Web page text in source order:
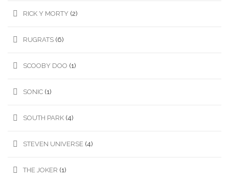
RICK Y MORTY (2)
RUGRATS (6)
SCOOBY DOO (1)
SONIC (1)
SOUTH PARK (4)
STEVEN UNIVERSE (4)
THE JOKER (1)